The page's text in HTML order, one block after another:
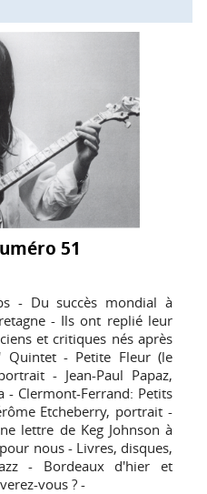
51
- Du succès mondial à
- Ils ont replié leur
et critiques nés après
- Petite Fleur (le
- Jean-Paul Papaz,
- Clermont-Ferrand: Petits
Etcheberry, portrait -
lettre de Keg Johnson à
nous - Livres, disques,
- Bordeaux d'hier et
vous ? -